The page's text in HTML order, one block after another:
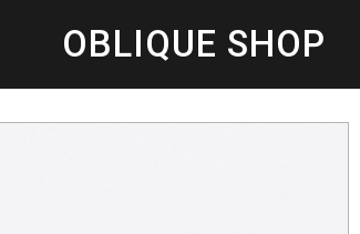
OBLIQUE SHOP